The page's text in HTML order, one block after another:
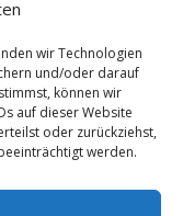
wir Technologien
und/oder darauf
können wir
auf dieser Website
oder zurückziehst,
werden.
und
Jetzt